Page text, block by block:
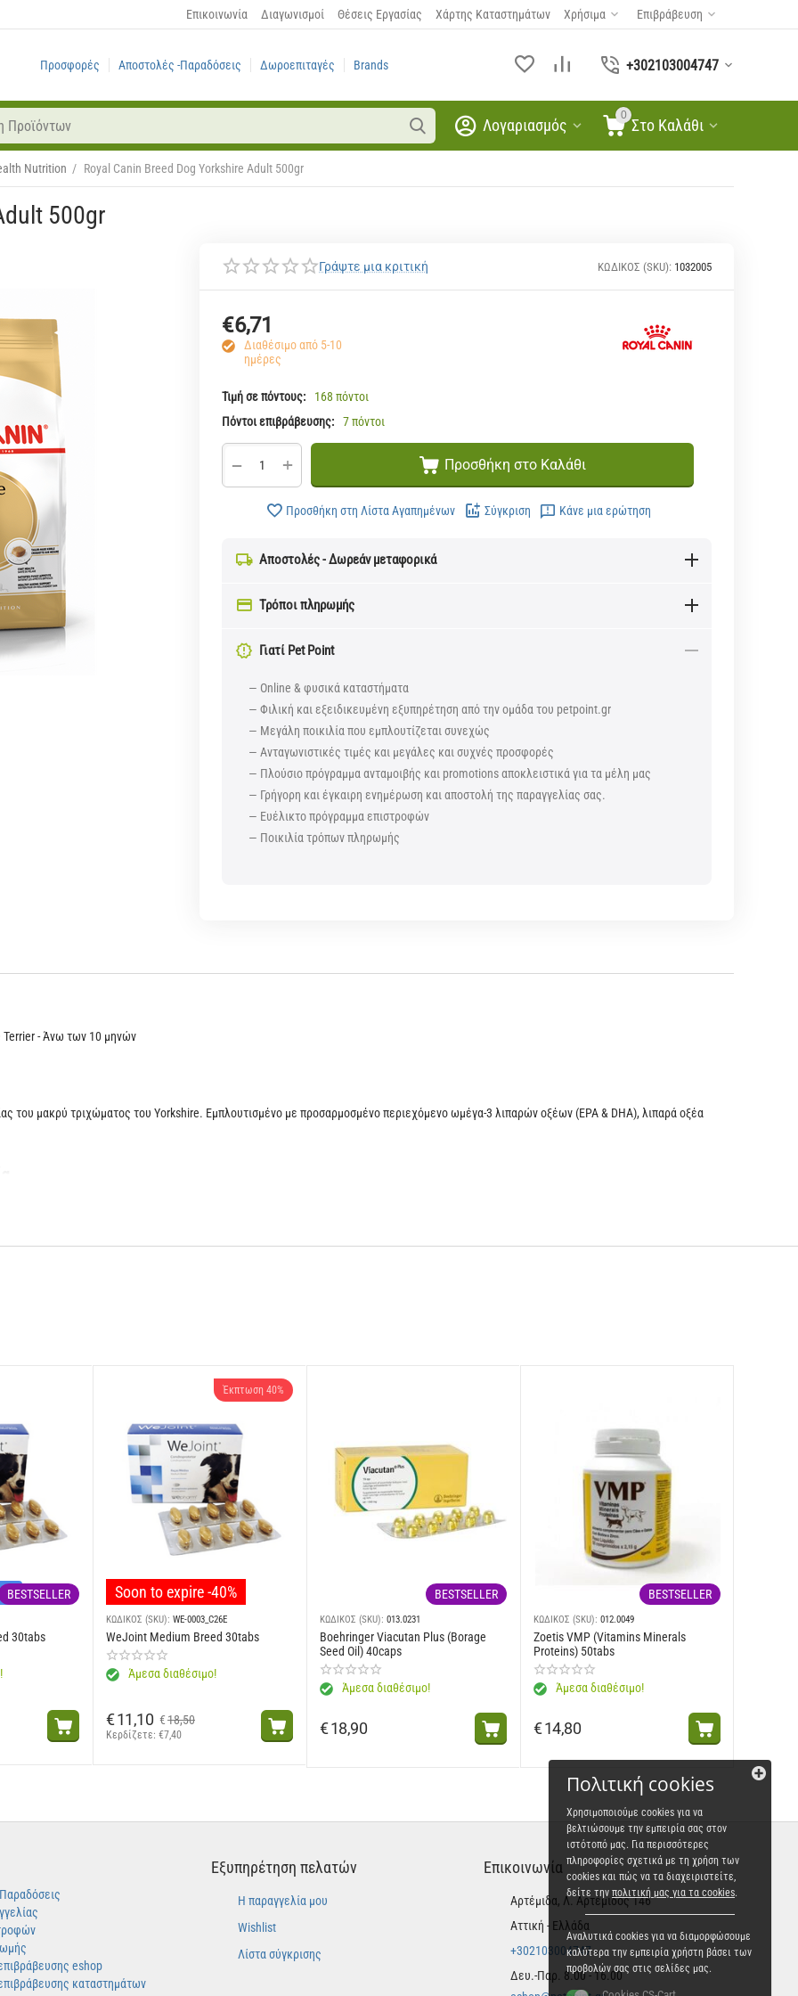
Επικοινωνία Διαγωνισμοί Θέσεις Εργασίας Χάρτης Καταστημάτων Χρήσιμα Επιβράβευση
Προσφορές Αποστολές -Παραδόσεις Δωροεπιταγές Brands +302103004747
0
Στο Καλάθι
Λογαριασμός
Nutrition / Royal Canin Breed Dog Yorkshire Adult 500gr
500gr
Γράψτε μια κριτική ΚΩΔΙΚΟΣ (SKU): 1032005
€6,71
Διαθέσιμο από 5-10
ημέρες
Τιμή σε πόντους:
168 πόντοι
Πόντοι επιβράβευσης:
7 πόντοι
+
− Προσθήκη στο Καλάθι
Προσθήκη στη Λίστα Αγαπημένων Σύγκριση Κάνε μια ερώτηση
Αποστολές - Δωρεάν μεταφορικά
Τρόποι πληρωμής
Γιατί Pet Point
— Online & φυσικά καταστήματα
— Φιλική και εξειδικευμένη εξυπηρέτηση από την ομάδα του petpoint.gr
— Μεγάλη ποικιλία που εμπλουτίζεται συνεχώς
— Ανταγωνιστικές τιμές και μεγάλες και συχνές προσφορές
— Πλούσιο πρόγραμμα ανταμοιβής και promotions αποκλειστικά για τα μέλη μας
— Γρήγορη και έγκαιρη ενημέρωση και αποστολή της παραγγελίας σας.
— Ευέλικτο πρόγραμμα επιστροφών
— Ποικιλία τρόπων πληρωμής
Terrier - Άνω των 10 μηνών
του μακρύ τριχώματος του Yorkshire. Εμπλουτισμένο με προσαρμοσμένο περιεχόμενο ωμέγα-3 λιπαρών οξέων (EPA & DHA), λιπαρά οξέα
συνδυασμό εξαιρετικών γεύσεων.
Health Nutrition της ROYAL CANIN® ικανοποιεί τις διατροφικές ανάγκες των σκύλων διαφορετικών φυλών για να υποστηρίξει τη βέλτιστη
ο ROYAL CANIN® Yorkshire Terrier Adult είναι ειδικά σχεδιασμένο τισ ανάγκεσ τους. Περιλαμβάνει για την υποστήριξη του τριχώματος τα
biotin.Το ROYAL CANIN® Yorkshire Terrier Adult ικανοποιεί ακόμα και τις πιο απαιτητικές ορέξεις, χάρη σε ένα συνδυασμό εξαιρετικών γεύσεων
αποτελεί σημαντικό παράγοντα για την επιλογή της τροφής. Το ROYAL CANIN® Yorkshire Terrier Adult βοηθάει στην επιβράδυνση του
ασβεστίου. Για να ικανοποιήσει τις ατομικές προτιμήσεις κάθε σκύλου, το ROYAL CANIN® Yorkshire Terrier Adult είναι επίσης
να κάνετε μεικτή σίτιση, ακολουθήστε απλώς τις οδηγίες μας σχετικά με τη διατροφή του για να διασφαλίσετε ότι ο σκύλος σας λαμβάνει
λίπη, απομονωμένες φυτικές πρωτεΐνες *, καλαμπόκι, υδρολυμένες ζωικές πρωτεΐνες, γλουτένη αραβοσίτου, φυτικές ίνες, πολτός τεύτλων,
ολιγοσακχαριτών), υδρογονωμένο έλαιο (0,1%), υδρολυμένα καρκινοειδή (πηγή γλυκοζαμίνης), εκχύλισμα καρυδιού (πηγή λουτεΐνης),
3 mg, Ε1 (Σίδηρος): 45 mg, Ε2 (Ιώδιο) E5 (Μαγγάνιο): 58 mg, Ε6 (ψευδάργυρος): 137 mg, E8 (Σελήνιο): 0,1 mg - Τεχνολογικές πρόσθετες ουσίες:
εκχύλισμα τσαγιού (πηγή πολυφαινολών) - Αντιοξειδωτικά.
- Ακατέργαστη τέφρα: 5,1% - Ακατέργαστες ίνες: 3,0% - ανά Kg: Omega 6 λιπαρά οξέα: 33,7 g - Omega 3 λιπαρά οξέα: 7,5 g
BESTSELLER
30tabs
Έκπτωση 40%
Soon to expire -40%
ΚΩΔΙΚΟΣ (SKU): WE-0003_C26E
WeJoint Medium Breed 30tabs
Άμεσα διαθέσιμο!
€ 18,50
€11,10
Κερδίζετε: €7,40
BESTSELLER
ΚΩΔΙΚΟΣ (SKU): 013.0231
Boehringer Viacutan Plus (Borage
Seed Oil) 40caps
Άμεσα διαθέσιμο!
€18,90
BESTSELLER
ΚΩΔΙΚΟΣ (SKU): 012.0049
Zoetis VMP (Vitamins Minerals
Proteins) 50tabs
Άμεσα διαθέσιμο!
€14,80
eshop
καταστημάτων
Εξυπηρέτηση πελατών
Η παραγγελία μου
Wishlist
Λίστα σύγκρισης
Επικοινωνία
Αρτέμιδα, Λ. Αρτέμιδος 146
Αττική - Ελλάδα
+302103004747
Δευ.-Παρ. 8.00 - 16.00
Πολιτική cookies
Χρησιμοποιούμε cookies για να
βελτιώσουμε την εμπειρία σας στον
ιστότοπό μας. Για περισσότερες
πληροφορίες σχετικά με τη χρήση των
cookies και πώς να τα διαχειριστείτε,
δείτε την πολιτική μας για τα cookies.
Αναλυτικά cookies για να διαμορφώσουμε
καλύτερα την εμπειρία χρήστη βάσει των
προβολών σας στις σελίδες μας.